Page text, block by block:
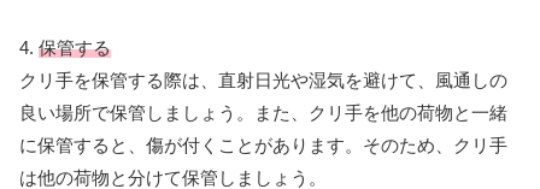
4. 保管する
クリ手を保管する際は、直射日光や湿気を避けて、風通しの
良い場所で保管しましょう。また、クリ手を他の荷物と一緒
に保管すると、傷が付くことがあります。そのため、クリ手
は他の荷物と分けて保管しましょう。